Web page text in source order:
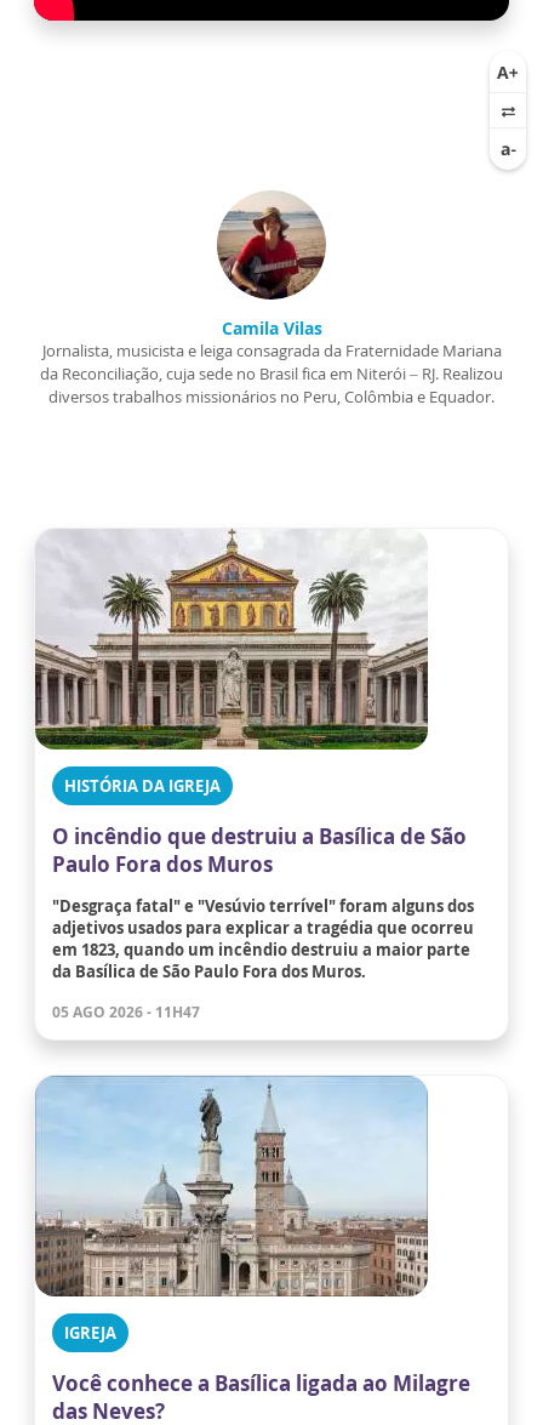
Camila Vilas
Jornalista, musicista e leiga consagrada da Fraternidade Mariana
da Reconciliação, cuja sede no Brasil fica em Niterói – RJ. Realizou
diversos trabalhos missionários no Peru, Colômbia e Equador.
HISTÓRIA DA IGREJA
O incêndio que destruiu a Basílica de São
Paulo Fora dos Muros
"Desgraça fatal" e "Vesúvio terrível" foram alguns dos
adjetivos usados para explicar a tragédia que ocorreu
em 1823, quando um incêndio destruiu a maior parte
da Basílica de São Paulo Fora dos Muros.
05 AGO 2026 - 11H47
IGREJA
Você conhece a Basílica ligada ao Milagre
das Neves?